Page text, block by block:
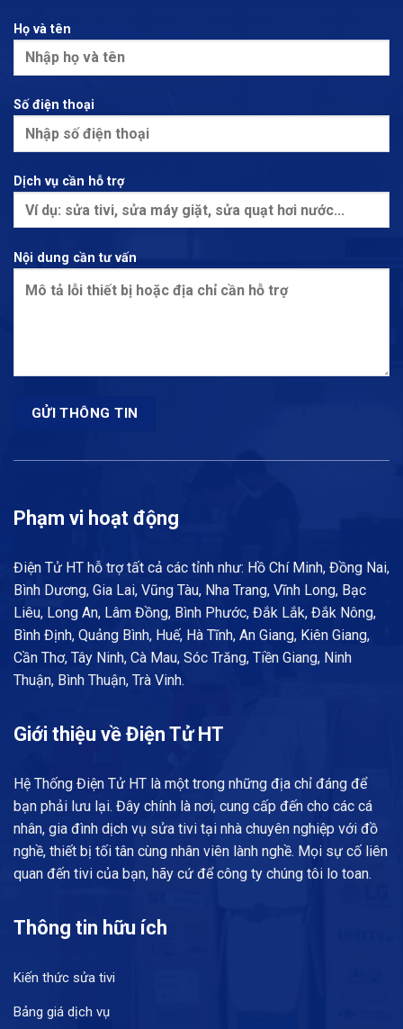
Họ và tên
Số điện thoại
Dịch vụ cần hỗ trợ
Nội dung cần tư vấn
Phạm vi hoạt động
Điện Tử HT hỗ trợ tất cả các tỉnh như: Hồ Chí Minh, Đồng Nai,
Bình Dương, Gia Lai, Vũng Tàu, Nha Trang, Vĩnh Long, Bạc
Liêu, Long An, Lâm Đồng, Bình Phước, Đắk Lắk, Đắk Nông,
Bình Định, Quảng Bình, Huế, Hà Tĩnh, An Giang, Kiên Giang,
Cần Thơ, Tây Ninh, Cà Mau, Sóc Trăng, Tiền Giang, Ninh
Thuận, Bình Thuận, Trà Vinh.
Giới thiệu về Điện Tử HT
Hệ Thống Điện Tử HT là một trong những địa chỉ đáng để
bạn phải lưu lại. Đây chính là nơi, cung cấp đến cho các cá
nhân, gia đình dịch vụ sửa tivi tại nhà chuyên nghiệp với đồ
nghề, thiết bị tối tân cùng nhân viên lành nghề. Mọi sự cố liên
quan đến tivi của bạn, hãy cứ để công ty chúng tôi lo toan.
Thông tin hữu ích
Kiến thức sửa tivi
Bảng giá dịch vụ